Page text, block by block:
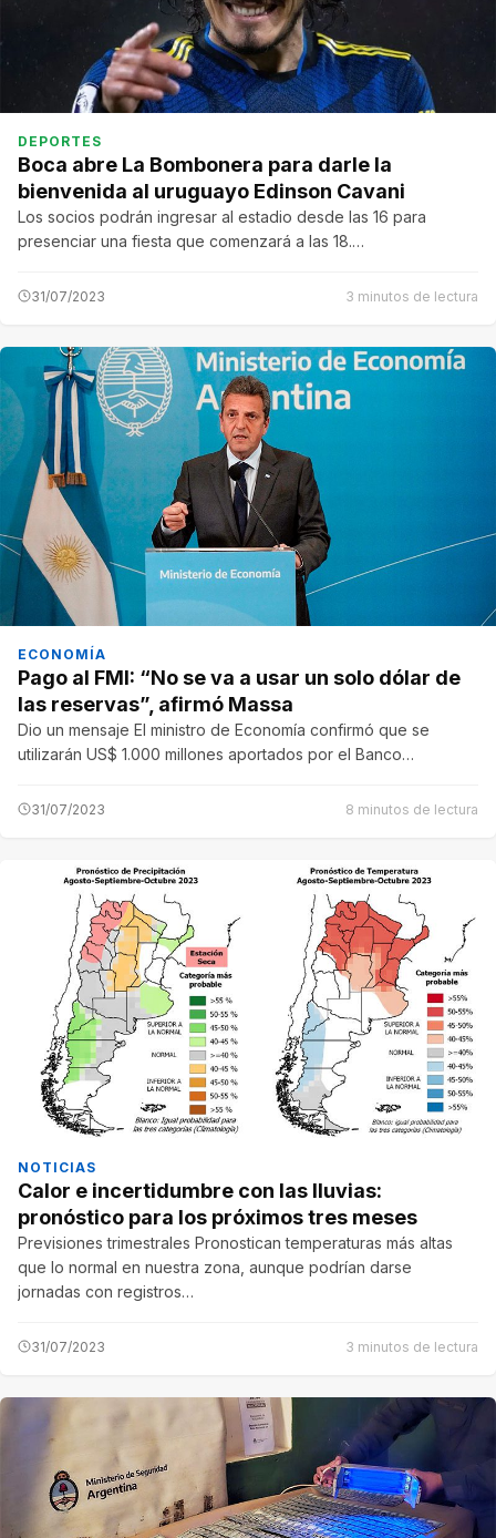
DEPORTES
Boca abre La Bombonera para darle la
bienvenida al uruguayo Edinson Cavani
Los socios podrán ingresar al estadio desde las 16 para
presenciar una fiesta que comenzará a las 18.…
31/07/2023 3 minutos de lectura
ECONOMÍA
Pago al FMI: “No se va a usar un solo dólar de
las reservas”, afirmó Massa
Dio un mensaje El ministro de Economía confirmó que se
utilizarán US$ 1.000 millones aportados por el Banco…
31/07/2023 8 minutos de lectura
NOTICIAS
Calor e incertidumbre con las lluvias:
pronóstico para los próximos tres meses
Previsiones trimestrales Pronostican temperaturas más altas
que lo normal en nuestra zona, aunque podrían darse
jornadas con registros…
31/07/2023 3 minutos de lectura